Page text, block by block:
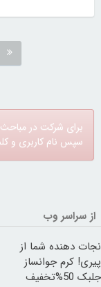
برای شرکت در مباحث
سپس نام کاربری و
از سراسر وب
نجات دهنده شما از
پیری! کرم جوانساز
جلبک 50%تخفیف